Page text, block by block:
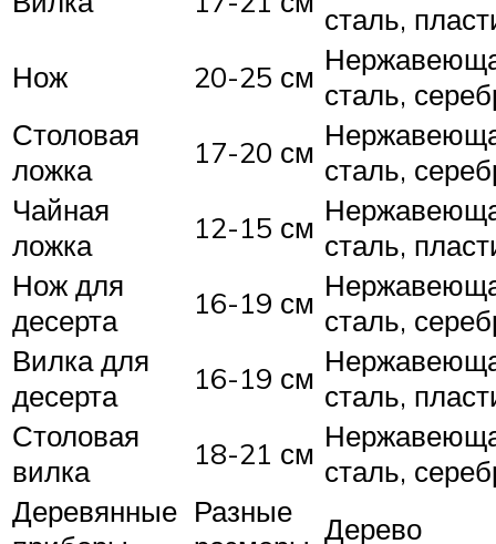
сталь,
Нож
20-25 см сталь,
Столовая
ложка
17-20 см сталь,
Чайная
ложка
12-15 см сталь,
Нож для
десерта
16-19 см сталь,
Вилка для
десерта
16-19 см сталь,
Столовая
вилка
18-21 см сталь,
Деревянные Разные
Дерево